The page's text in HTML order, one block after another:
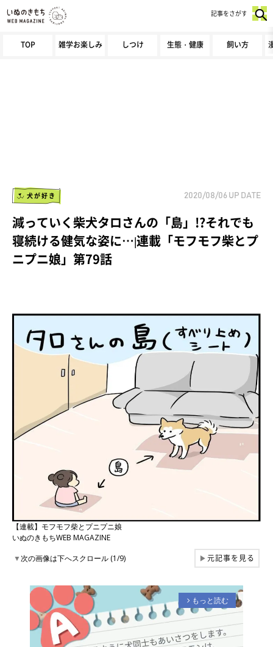
TOP 雑学お楽しみ しつけ 生態・健康 飼い方
記事をさがす
犬が好き 2020/08/06 UP DATE
減っていく柴犬タロさんの「島」!?それでも
寝続ける健気な姿に…|連載「モフモフ柴とプ
ニプニ娘」第79話
【連載】モフモフ柴とプニプニ娘
いぬのきもちWEB MAGAZINE
▼次の画像は下へスクロール (1/9) ▶元記事を見る
arrow_forward_ios もっと読む